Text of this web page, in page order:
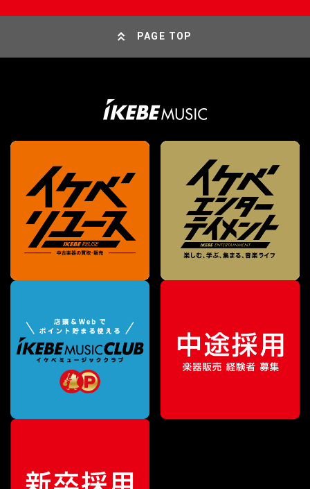
PAGE TOP